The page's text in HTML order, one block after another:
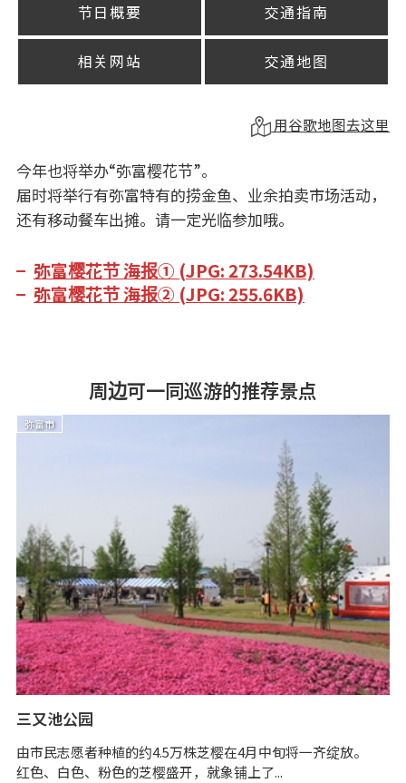
节日概要 交通指南
相关网站 交通地图
用谷歌地图去这里
今年也将举办“弥富樱花节”。
届时将举行有弥富特有的捞金鱼、业余拍卖市场活动，
还有移动餐车出摊。请一定光临参加哦。
弥富樱花节 海报① (JPG: 273.54KB)
弥富樱花节 海报② (JPG: 255.6KB)
周边可一同巡游的推荐景点
弥富市
三又池公园
由市民志愿者种植的约4.5万株芝樱在4月中旬将一齐绽放。
红色、白色、粉色的芝樱盛开，就象铺上了...